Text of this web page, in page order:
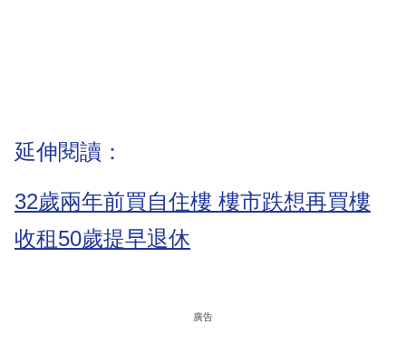
延伸閱讀：
32歲兩年前買自住樓 樓市跌想再買樓
收租50歲提早退休
廣告